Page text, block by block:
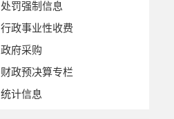
处罚强制信息
行政事业性收费
政府采购
财政预决算专栏
统计信息